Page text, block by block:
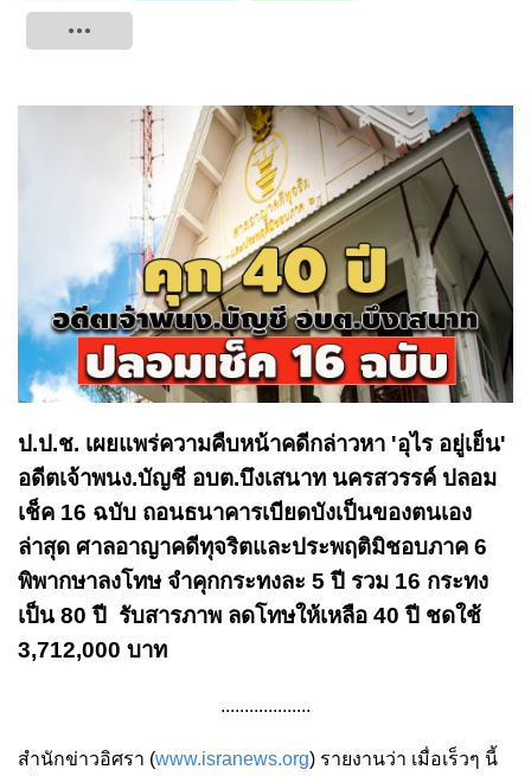
ป.ป.ช. เผยแพร่ความคืบหน้าคดีกล่าวหา 'อุไร อยู่เย็น'
อดีตเจ้าพนง.บัญชี อบต.บึงเสนาท นครสวรรค์ ปลอม
เช็ค 16 ฉบับ ถอนธนาคารเบียดบังเป็นของตนเอง
ล่าสุด ศาลอาญาคดีทุจริตและประพฤติมิชอบภาค 6
พิพากษาลงโทษ จำคุกกระทงละ 5 ปี รวม 16 กระทง
เป็น 80 ปี รับสารภาพ ลดโทษให้เหลือ 40 ปี ชดใช้
3,712,000 บาท
...................
สำนักข่าวอิศรา (www.isranews.org) รายงานว่า เมื่อเร็วๆ นี้